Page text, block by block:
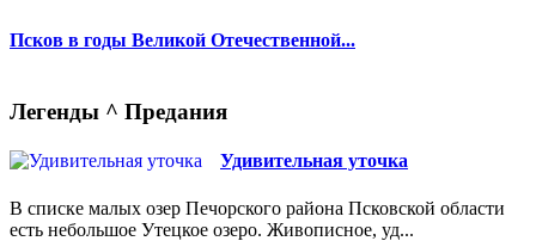
Псков в годы Великой Отечественной...
Легенды ^ Предания
Удивительная уточка
В списке малых озер Печорского района Псковской области
есть небольшое Утецкое озеро. Живописное, уд...